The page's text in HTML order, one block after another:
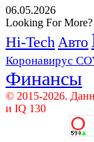
06.05.2026
Looking For More?
Hi-Tech Авто
Коронавирус
Финансы
© 2015-2026.
и IQ 130